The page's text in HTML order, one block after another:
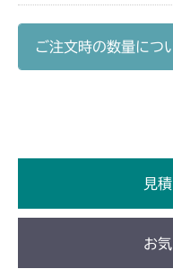
フロント
フロン
フロント
フロント
ご注文時の数量につ
見
お